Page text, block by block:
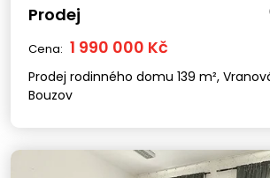
Prodej
Cena: 1 990 000 Kč
Prodej rodinného domu 139 m²,
Bouzov